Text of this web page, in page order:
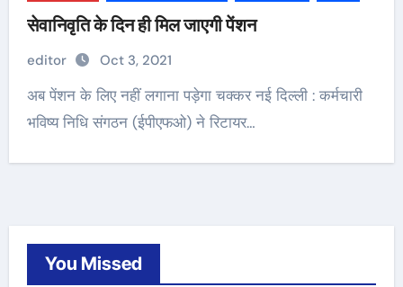
सेवानिवृति के दिन ही मिल जाएगी पेंशन
editor Oct 3, 2021
अब पेंशन के लिए नहीं लगाना पड़ेगा चक्कर नई दिल्ली : कर्मचारी
भविष्य निधि संगठन (ईपीएफओ) ने रिटायर…
You Missed